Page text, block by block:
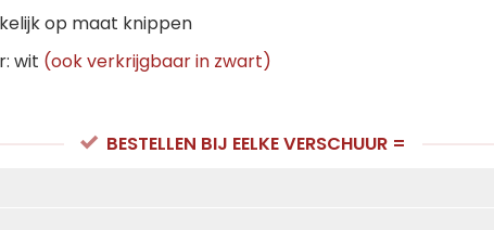
op maat knippen
wit (ook verkrijgbaar in zwart)
BESTELLEN BIJ EELKE VERSCHUUR =